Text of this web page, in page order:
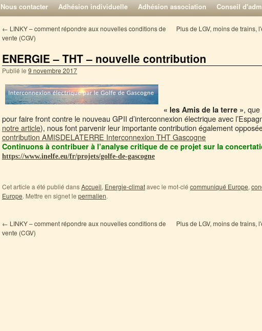
Nous contacter Adhésion individuelle Adhésion association Conseil
← LINKY – comment répondre aux nouvelles conditions de
vente (CGV)
Plus de LGV, moins de trains,
ENERGIE – THT – nouvelle contribution
Publié le 9 novembre 2017
« les Amis de la terre »,
pour faire front contre le nouveau GPII d’interconnexion électrique avec
notre article), nous font parvenir leur importante contribution également
contribution AMISDELATERRE Interconnexion THT Gascogne
Continuons à contribuer à l’analyse critique de ce projet sur la
https://www.inelfe.eu/fr/projets/golfe-de-gascogne
Cet article a été publié dansAccueil, Energie-climatavec le mot-clé communiqué Europe,
Europe. Mettre en signet le permalien.
← LINKY – comment répondre aux nouvelles conditions de
vente (CGV)
Plus de LGV, moins de trains,